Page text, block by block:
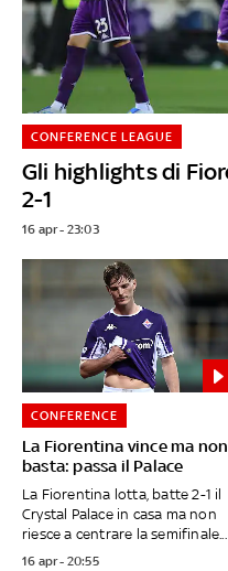
Gli highlights di
2-1
CONFERENCE LEAGUE
16 apr - 23:03
La Fiorentina vince ma non
basta: passa il Palace
CONFERENCE
La Fiorentina lotta, batte 2-1 il
Crystal Palace in casa ma non
riesce a centrare la semifinale...
16 apr - 20:55